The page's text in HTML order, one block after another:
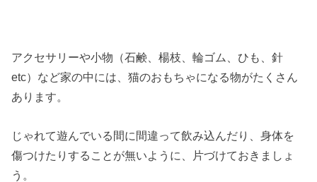
アクセサリーや小物（石鹸、楊枝、輪ゴム、ひも、針
etc）など家の中には、猫のおもちゃになる物がたくさん
あります。
じゃれて遊んでいる間に間違って飲み込んだり、身体を
傷つけたりすることが無いように、片づけておきましょ
う。